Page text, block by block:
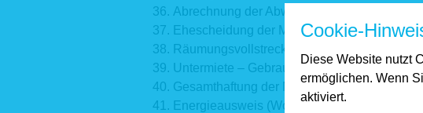
Abrechnung der Abwassergebühr
Ehescheidung der Mieter
Räumungsvollstreckung
Untermiete – Gebrauchsüberlassung
Gesamthaftung der Mieter
Energieausweis (Wohngebäude)
Cookie-
Diese Website nutzt
ermöglichen. Wenn
aktiviert.